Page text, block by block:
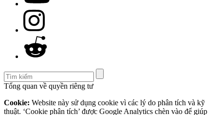
Tổng quan về quyền riêng tư
Cookie: Website này sử dụng cookie vì các lý do phân tích và kỹ
thuật. ‘Cookie phân tích’ được Google Analytics chèn vào để giúp